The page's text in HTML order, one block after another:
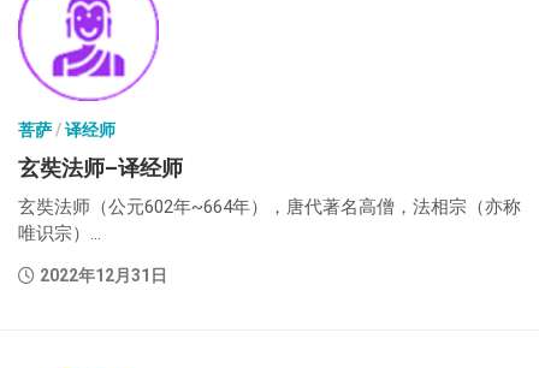
菩萨/译经师
玄奘法师–译经师
玄奘法师（公元602年~664年），唐代著名高僧，法相宗（亦称
唯识宗）...
2022年12月31日